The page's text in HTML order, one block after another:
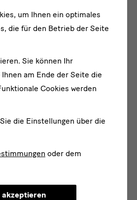
um Ihnen ein optimales
die für den Betrieb der Seite
Sie können Ihr
am Ende der Seite die
Cookies werden
die Einstellungen über die
oder dem
akzeptieren